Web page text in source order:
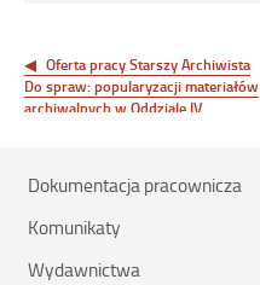
wpisu
Oferta pracy Starszy Archiwista
Do spraw: popularyzacji materiałów
archiwalnych w Oddziale IV
Dokumentacja pracownicza
Komunikaty
Wydawnictwa